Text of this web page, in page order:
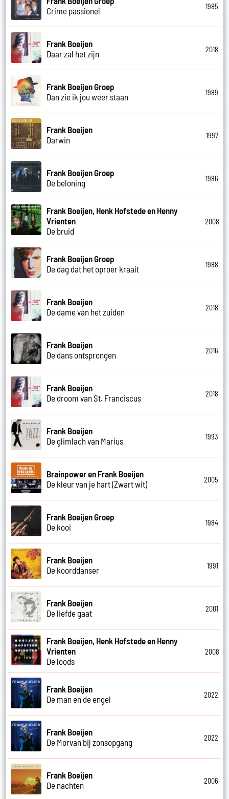
Crime passionel
1985
Frank Boeijen
Daar zal het zijn
2018
Frank Boeijen Groep
Dan zie ik jou weer staan
1989
Frank Boeijen
Darwin
1997
Frank Boeijen Groep
De beloning
1986
Frank Boeijen, Henk Hofstede en Henny
Vrienten
De bruid
2008
Frank Boeijen Groep
De dag dat het oproer kraait
1988
Frank Boeijen
De dame van het zuiden
2018
Frank Boeijen
De dans ontsprongen
2016
Frank Boeijen
De droom van St. Franciscus
2018
Frank Boeijen
De glimlach van Marius
1993
Brainpower en Frank Boeijen
De kleur van je hart (Zwart wit)
2005
Frank Boeijen Groep
De kooi
1984
Frank Boeijen
De koorddanser
1991
Frank Boeijen
De liefde gaat
2001
Frank Boeijen, Henk Hofstede en Henny
Vrienten
De loods
2008
Frank Boeijen
De man en de engel
2022
Frank Boeijen
De Morvan bij zonsopgang
2022
Frank Boeijen
De nachten
2006